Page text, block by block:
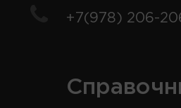
+7(978) 206-